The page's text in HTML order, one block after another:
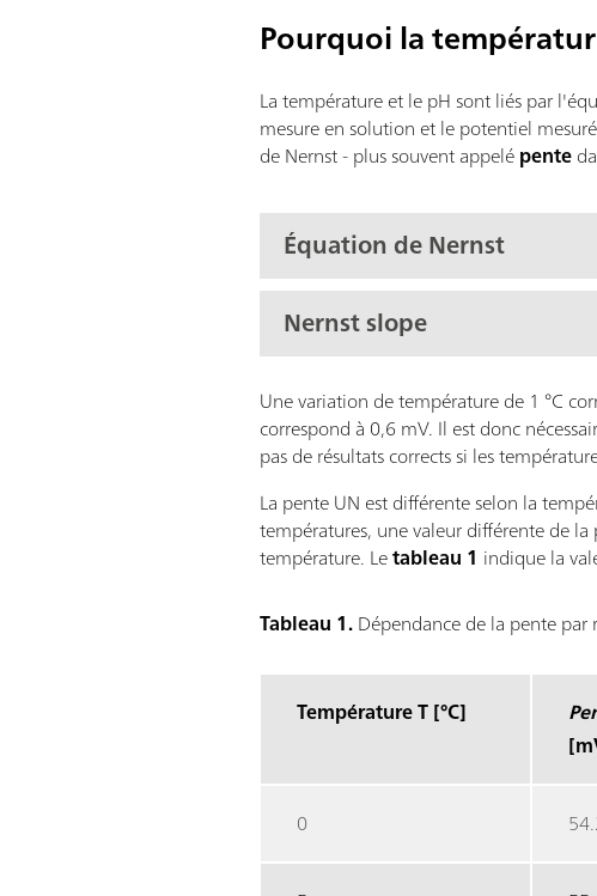
Pourquoi la
La température et le pH sont liés par
mesure en solution et le potentiel
de Nernst - plus souvent appelépente
Équation de Nernst
Nernst slope
Une variation de température de 1 °C
correspond à 0,6 mV. Il est donc
pas de résultats corrects si les
La pente UN est différente selon la
températures, une valeur différente de
température. Letableau 1 indique la
Tableau 1.Dépendance de la pente
Température T [°C]
0